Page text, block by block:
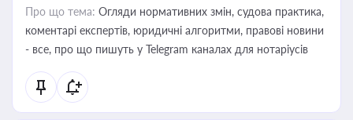
Про що тема: Огляди нормативних змін, судова практика,
коментарі експертів, юридичні алгоритми, правові новини
- все, про що пишуть у Telegram каналах для нотаріусів